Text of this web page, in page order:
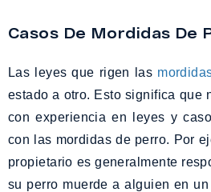
Casos De Mordidas De
Las leyes que rigen las
estado a otro. Esto significa que
con experiencia en leyes y
con las mordidas de perro. Por
propietario es generalmente
su perro muerde a alguien en